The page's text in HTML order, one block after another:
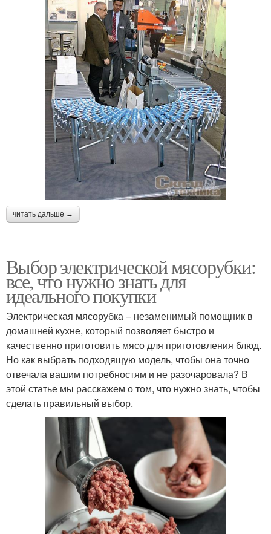
читать дальше →
Выбор электрической мясорубки:
все, что нужно знать для
идеального покупки
Электрическая мясорубка – незаменимый помощник в
домашней кухне, который позволяет быстро и
качественно приготовить мясо для приготовления блюд.
Но как выбрать подходящую модель, чтобы она точно
отвечала вашим потребностям и не разочаровала? В
этой статье мы расскажем о том, что нужно знать, чтобы
сделать правильный выбор.